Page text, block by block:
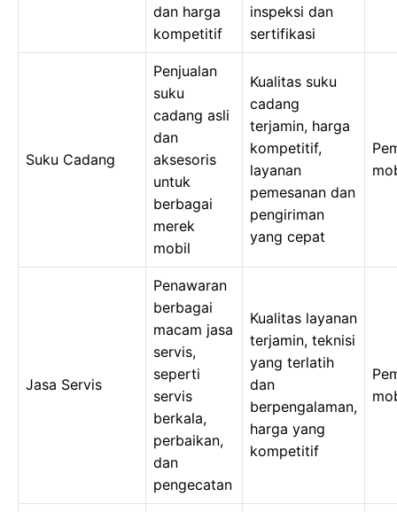
dan harga
kompetitif
inspeksi dan
sertifikasi
Suku Cadang
Penjualan
suku
cadang asli
dan
aksesoris
untuk
berbagai
merek
mobil
Kualitas suku
cadang
terjamin, harga
kompetitif,
layanan
pemesanan dan
pengiriman
yang cepat
Jasa Servis
Penawaran
berbagai
macam jasa
servis,
seperti
servis
berkala,
perbaikan,
dan
pengecatan
Kualitas layanan
terjamin, teknisi
yang terlatih
dan
berpengalaman,
harga yang
kompetitif